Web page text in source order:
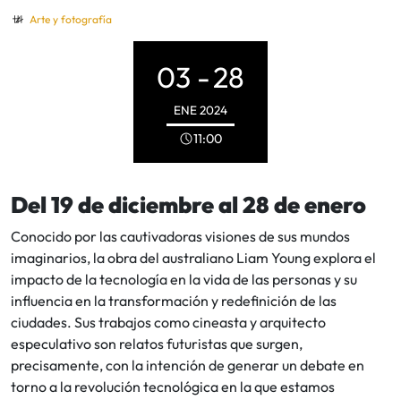
Arte y fotografía
03 -28
ENE2024
11:00
Del 19 de diciembre al 28 de enero
Conocido por las cautivadoras visiones de sus mundos
imaginarios, la obra del australiano Liam Young explora el
impacto de la tecnología en la vida de las personas y su
influencia en la transformación y redefinición de las
ciudades. Sus trabajos como cineasta y arquitecto
especulativo son relatos futuristas que surgen,
precisamente, con la intención de generar un debate en
torno a la revolución tecnológica en la que estamos